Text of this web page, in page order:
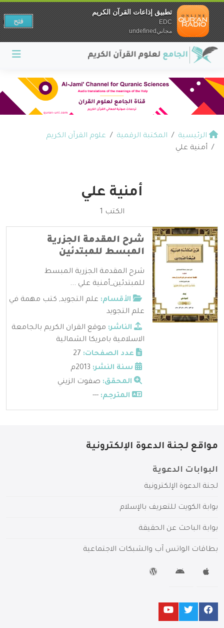
الرئيسية المكتبة الرقمية
علوم القرآن الكريم
أمنية علي
أمنية علي
الكتب 1
شرح المقدمة الجزرية
المبسط للمبتدئين
شرح المقدمة الجزرية المبسط
للمبتدئين_أمنية علي ...
الأقسام: علم التجويد, كتب مهمة في
علم التجويد
الناشر: موقع القران الكريم بالجامعة
الاسلامية بامريكا الشمالية
عدد الصفحات:
سنة النشر:
المحقق: صفوت الزيني
المترجم: ---
مواقع لجنة الدعوة الإلكترونية
البوابات الدعوية
لجنة الدعوة الإلكترونية
بوابة الكويت للتعريف بالإسلام
بوابة الباحث عن الحقيقة
بطاقات الواتس آب والشبكات الاجتماعية
تطبيق إذاعات القرآن الكريم
EDC
مجانيundefined
فتح